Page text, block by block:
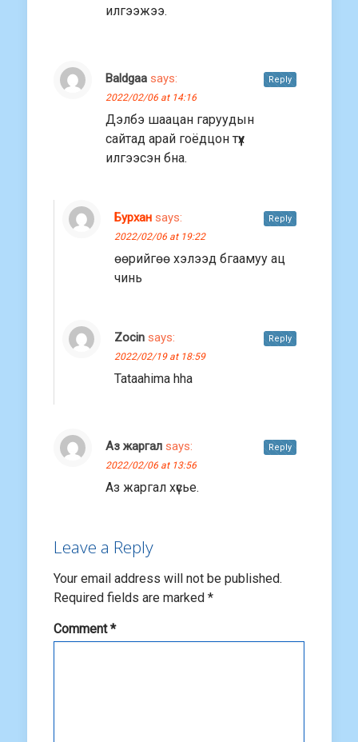
илгээжээ.
Baldgaa says:
2022/02/06 at 14:16
Дэлбэ шаацан гаруудын
сайтад арай гоёдцон түүх
илгээсэн бна.
Reply
Бурхан says:
2022/02/06 at 19:22
өөрийгөө хэлээд бгаамуу ац
чинь
Reply
Zocin says:
2022/02/19 at 18:59
Tataahima hha
Reply
Аз жаргал says:
2022/02/06 at 13:56
Аз жаргал хүсье.
Reply
Leave a Reply
Your email address will not be published.
Required fields are marked *
Comment*